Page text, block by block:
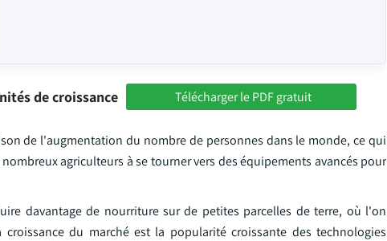
de croissance Télécharger le PDF gratuit
de l'augmentation du nombre de personnes dans le monde, ce qui
agriculteurs à se tourner vers des équipements avancés pour
davantage de nourriture sur de petites parcelles de terre, où l'on
du marché est la popularité croissante des technologies